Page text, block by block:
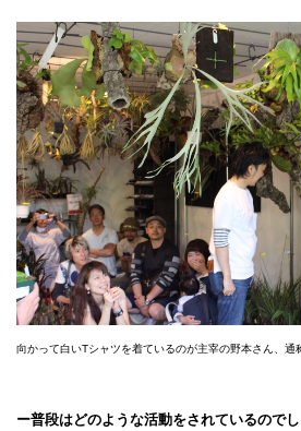
向かって白いTシャツを着ているのが主宰の野本さん、通
ー普段はどのような活動をされているので